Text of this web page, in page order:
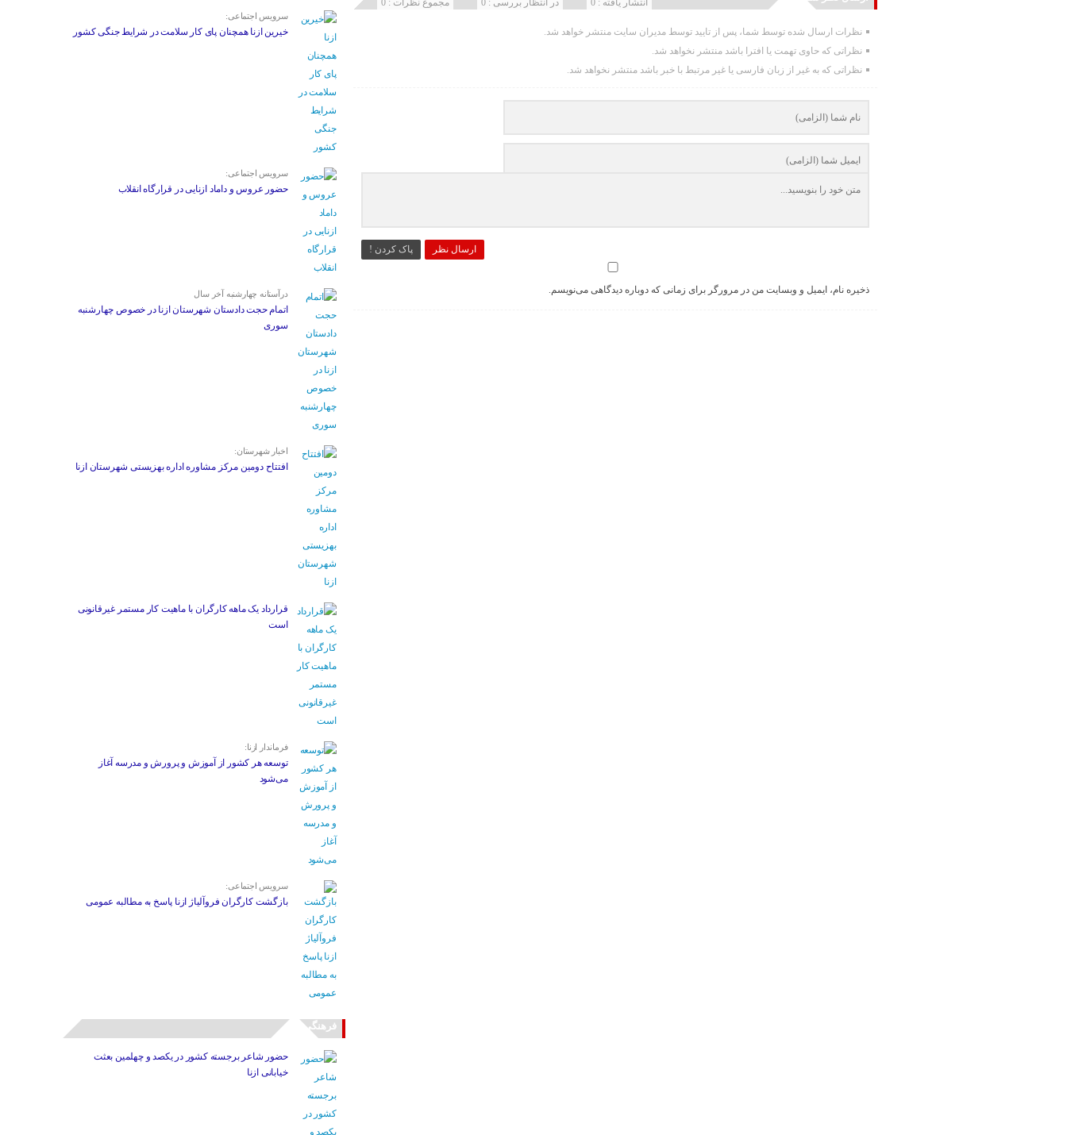
مجموع نظرات : 0 در انتظار بررسی : 0 انتشار یافته : 0
نظرات ارسال شده توسط شما، پس از تایید توسط مدیران سایت منتشر خواهد شد.
نظراتی که حاوی تهمت یا افترا باشد منتشر نخواهد شد.
نظراتی که به غیر از زبان فارسی یا غیر مرتبط با خبر باشد منتشر نخواهد شد.
ارسال نظر پاک کردن !
ذخیره نام، ایمیل و وبسایت من در مرورگر برای زمانی که دوباره دیدگاهی می‌نویسم.
سرویس اجتماعی:
خیرین ازنا همچنان پای کار سلامت در شرایط جنگی کشور
سرویس اجتماعی:
حضور عروس و داماد ازنایی در قرارگاه انقلاب
درآستانه چهارشنبه آخر سال
اتمام حجت دادستان شهرستان ازنا در خصوص چهارشنبه
‌سوری
اخبار شهرستان:
افتتاح دومین مرکز مشاوره اداره بهزیستی شهرستان ازنا
قرارداد یک ماهه کارگران با ماهیت کار مستمر غیرقانونی
است
فرماندار ازنا:
توسعه هر کشور از آموزش و پرورش و مدرسه آغاز
می‌شود
سرویس اجتماعی:
بازگشت کارگران فروآلیاژ ازنا پاسخ به مطالبه عمومی
فرهنگی
حضور شاعر برجسته کشور در یکصد و چهلمین بعثت
خیابانی ازنا